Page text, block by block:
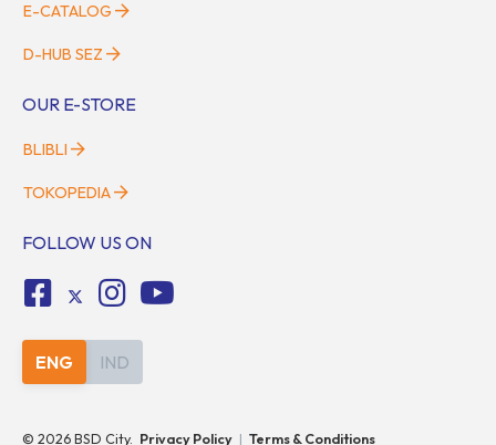
E-CATALOG
D-HUB SEZ
OUR E-STORE
BLIBLI
TOKOPEDIA
FOLLOW US ON
ENG IND
© 2026BSD City. Privacy Policy | Terms & Conditions